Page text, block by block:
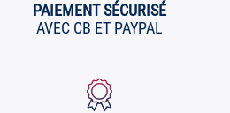
PAIEMENT SÉCURISÉ
AVEC CB ET PAYPAL